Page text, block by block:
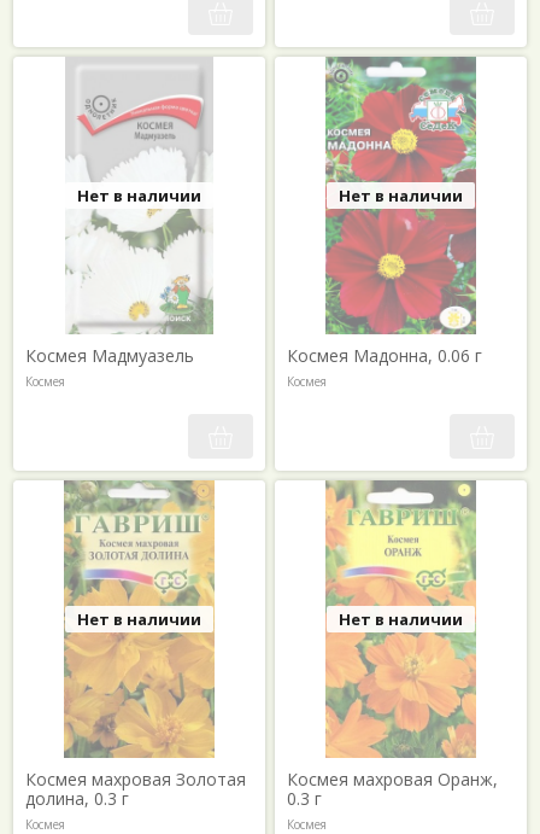
Нет в наличии
Космея Мадмуазель
Космея
Нет в наличии
Космея Мадонна, 0.06 г
Космея
Нет в наличии
Космея махровая Золотая
долина, 0.3 г
Космея
Нет в наличии
Космея махровая Оранж,
0.3 г
Космея